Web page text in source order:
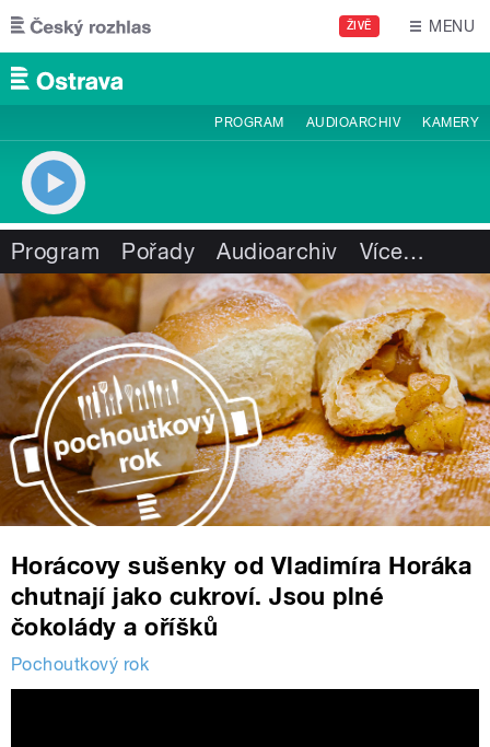
Přejít k hlavnímu obsahu
ŽIVĚ MENU
PROGRAM AUDIOARCHIV KAMERY
Program Pořady Audioarchiv Více…
Horácovy sušenky od Vladimíra Horáka
chutnají jako cukroví. Jsou plné
čokolády a oříšků
Pochoutkový rok